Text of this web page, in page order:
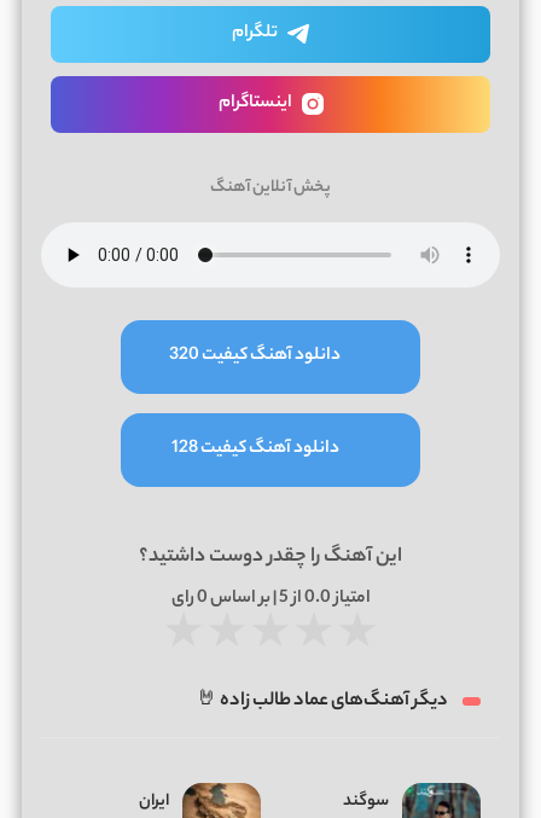
تلگرام
اینستاگرام
پخش آنلاین آهنگ
دانلود آهنگ کیفیت 320
دانلود آهنگ کیفیت 128
این آهنگ را چقدر دوست داشتید؟
امتیاز0.0از 5 | بر اساس 0رای
دیگر آهنگ‌های عماد طالب زاده 🤘
سوگند ایران